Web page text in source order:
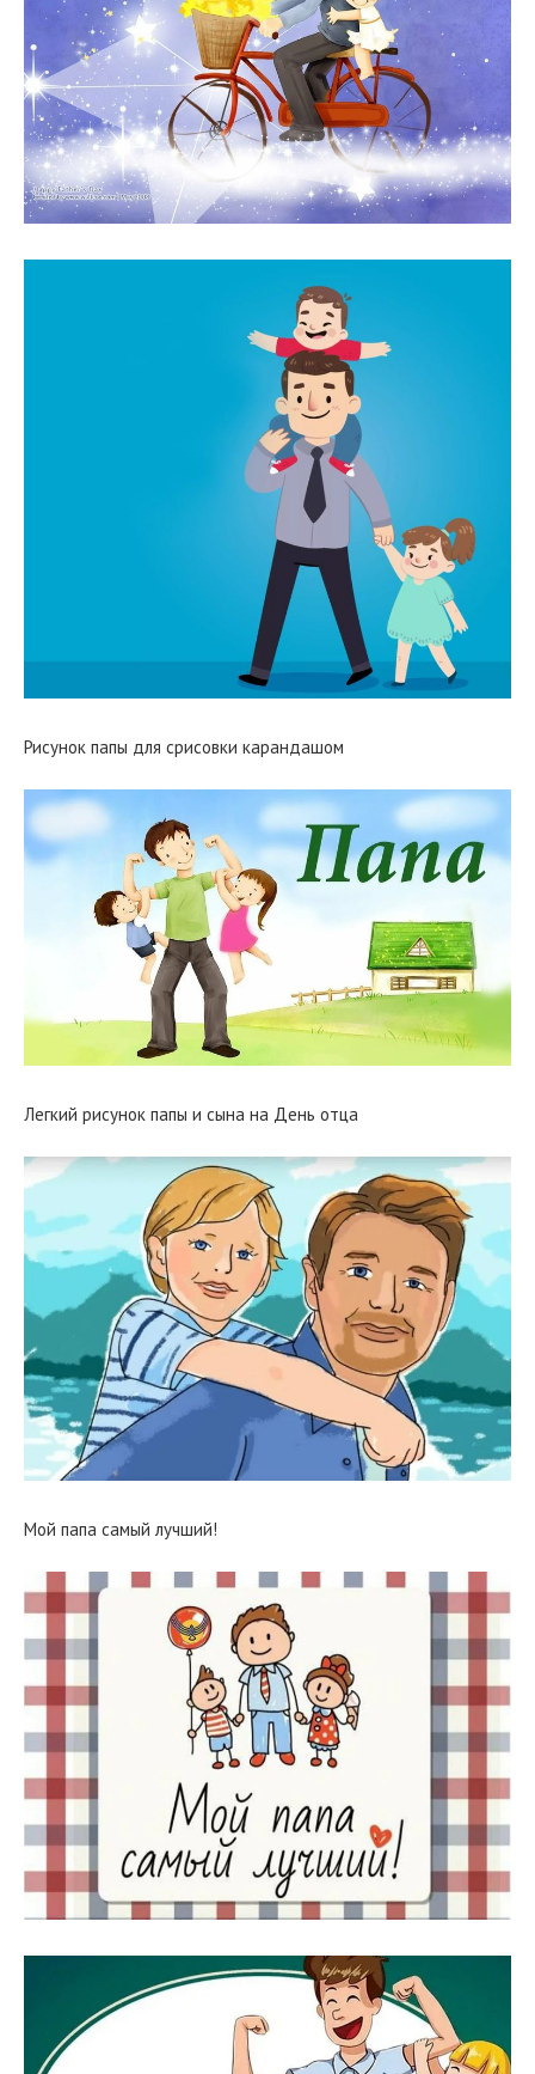
Рисунок папы для срисовки карандашом
Легкий рисунок папы и сына на День отца
Мой папа самый лучший!